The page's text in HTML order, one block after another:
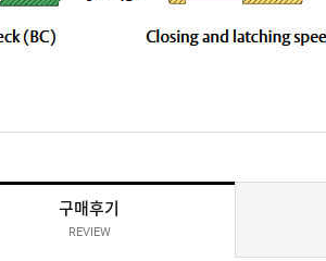
구매후기
REVIEW